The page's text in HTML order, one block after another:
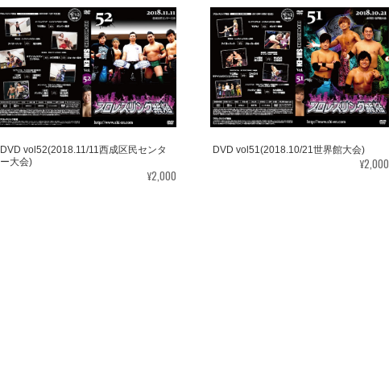
DVD vol52(2018.11/11西成区民センタ
ー大会)
¥2,000
DVD vol51(2018.10/21世界館大会)
¥2,000